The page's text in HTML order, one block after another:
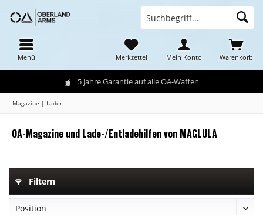
5 Jahre Garantie auf alle OA-Waffen
Menü Warenkorb
Merkzettel Mein Konto
Magazine | Lader
OA-Magazine und Lade-/Entladehilfen von MAGLULA
Filtern